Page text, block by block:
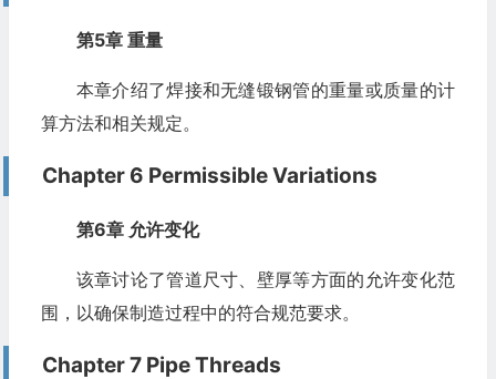
第5章 重量
本章介绍了焊接和无缝锻钢管的重量或质量的计
算方法和相关规定。
Chapter 6 Permissible Variations
第6章 允许变化
该章讨论了管道尺寸、壁厚等方面的允许变化范
围，以确保制造过程中的符合规范要求。
Chapter 7 Pipe Threads